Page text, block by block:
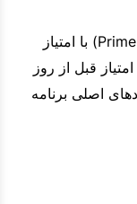
مسابقات قهرمانی پرایم (Prime Championship) با امتیاز
قبل از روز
اصلی برنامه